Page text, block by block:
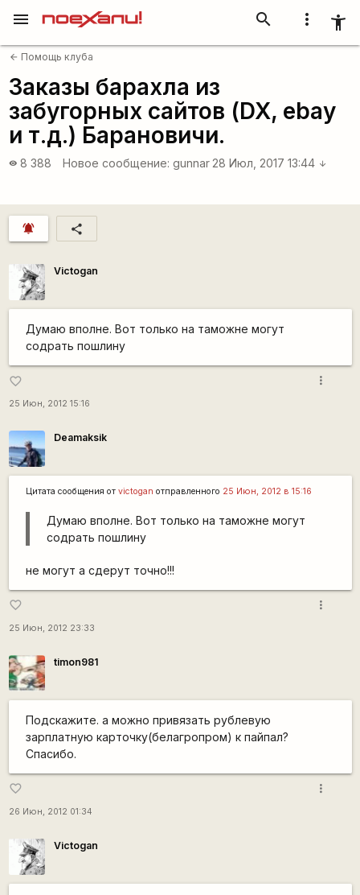
more_vert accessibility_new
search
menu
arrow_back Помощь клуба
Заказы барахла из
забугорных сайтов (DX, ebay
и т.д.) Барановичи.
visibility 8 388 Новое сообщение: gunnar 28 Июл, 2017 13:44 arrow_downward
notifications_active share
Victogan
Думаю вполне. Вот только на таможне могут
содрать пошлину
favorite_border
25 Июн, 2012 15:16
more_vert
Deamaksik
Цитата сообщения от victogan отправленного 25 Июн, 2012 в 15:16
Думаю вполне. Вот только на таможне могут
содрать пошлину
не могут а сдерут точно!!!
favorite_border
25 Июн, 2012 23:33
more_vert
timon981
Подскажите. а можно привязать рублевую
зарплатную карточку(белагропром) к пайпал?
Спасибо.
favorite_border
26 Июн, 2012 01:34
more_vert
Victogan